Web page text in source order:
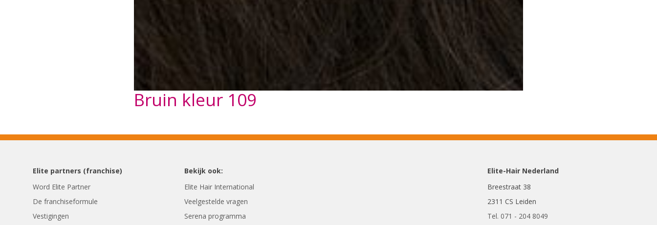
Bruin kleur 109
Elite partners (franchise)
Word Elite Partner
De franchiseformule
Vestigingen
Bekijk ook:
Elite Hair International
Veelgestelde vragen
Serena programma
Elite-Hair Nederland
Breestraat 38
2311 CS Leiden
Tel. 071 - 204 8049